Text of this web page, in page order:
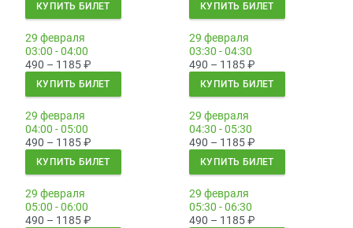
КУПИТЬ БИЛЕТ КУПИТЬ БИЛЕТ
29 февраля
03:00 - 04:00
490 – 1185₽
КУПИТЬ БИЛЕТ
29 февраля
03:30 - 04:30
490 – 1185₽
КУПИТЬ БИЛЕТ
29 февраля
04:00 - 05:00
490 – 1185₽
КУПИТЬ БИЛЕТ
29 февраля
04:30 - 05:30
490 – 1185₽
КУПИТЬ БИЛЕТ
29 февраля
05:00 - 06:00
490 – 1185₽
29 февраля
05:30 - 06:30
490 – 1185₽